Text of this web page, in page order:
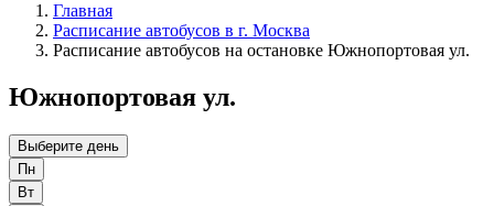
Главная
Расписание автобусов в г. Москва
Расписание автобусов на остановке Южнопортовая ул.
Южнопортовая ул.
Выберите день
Пн
Вт